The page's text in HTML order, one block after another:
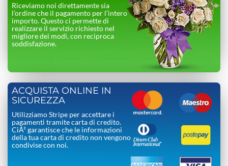
Riceviamo noi direttamente sia
l’ordine che il pagamento per l’intero
importo. Questo ci permette di
realizzare il servizio richiesto nel
migliore dei modi, con reciproca
soddisfazione.
ACQUISTA ONLINE IN
SICUREZZA
Utilizziamo Stripe per accettare i
pagamenti tramite carta di credito.
CiÃ² garantisce che le informazioni
della tua carta di credito non vengono
condivise con noi.